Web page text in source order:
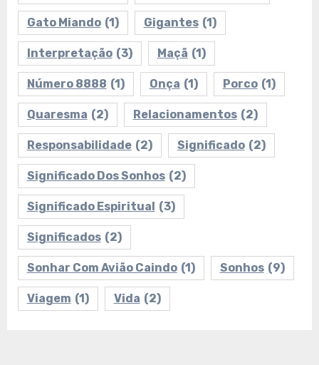
Gato Miando (1) Gigantes (1)
Interpretação (3) Maçã (1)
Número 8888 (1) Onça (1) Porco (1)
Quaresma (2) Relacionamentos (2)
Responsabilidade (2) Significado (2)
Significado Dos Sonhos (2)
Significado Espiritual (3)
Significados (2)
Sonhar Com Avião Caindo (1) Sonhos (9)
Viagem (1) Vida (2)